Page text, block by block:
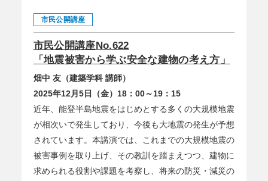
市民公開講座
市民公開講座No.622
「地震被害から学ぶ安全な建物の考え方」
畑中 友（建築学科 講師）
2025年12月5日（金）18：00～19：15
近年、能登半島地震をはじめとする多くの大規模地震
が相次いで発生しており、今後も大地震の発生が予想
されています。本講演では、これまでの大規模地震の
被害事例を取り上げ、その教訓を踏まえつつ、建物に
求められる役割や課題を考察し、将来の防災・減災の